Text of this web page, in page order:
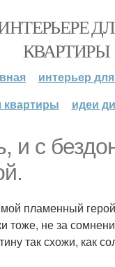
КВАРТИРЫ
интерьер
квартиры
идеи
и с
пламенный
тоже, не за
так схожи, как